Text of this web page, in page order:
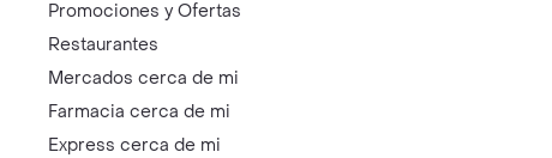
Promociones y Ofertas
Restaurantes
Mercados cerca de mi
Farmacia cerca de mi
Express cerca de mi